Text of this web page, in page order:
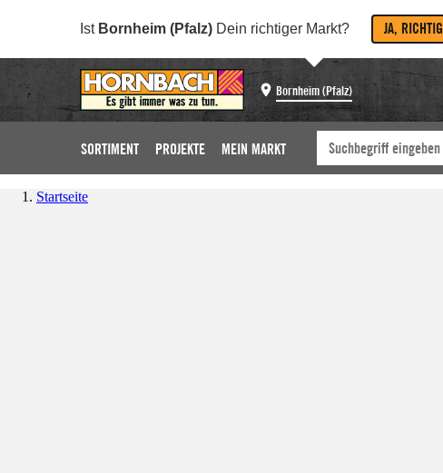
Ist Bornheim (Pfalz) Dein richtiger Markt? JA, RICHTIG
Bornheim (Pfalz)
SORTIMENT PROJEKTE MEIN MARKT
Startseite